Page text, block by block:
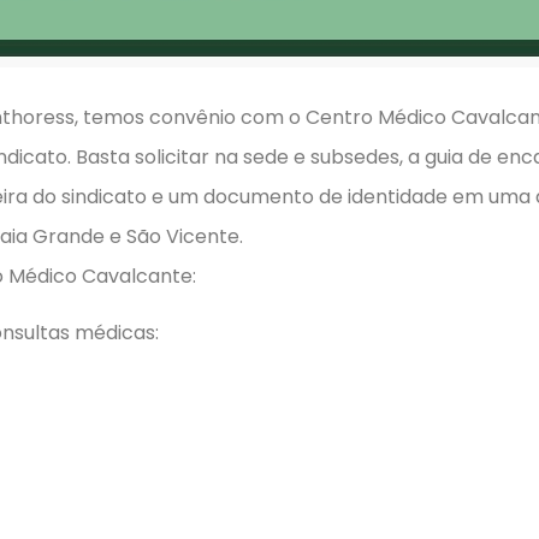
temos convênio com o Centro Médico
Basta solicitar na sede e subsedes, a guia de
do sindicato e um documento de identidade em uma
Grande e São Vicente.
Cavalcante:
médicas: